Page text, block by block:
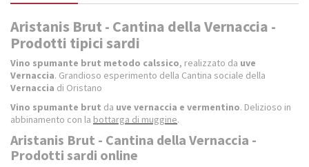
Aristanis Brut - Cantina della Vernaccia -
Prodotti tipici sardi
Vino spumante brut metodo calssico, realizzato da uve
Vernaccia. Grandioso esperimento della Cantina sociale della
Vernaccia di Oristano
Vino spumante brut da uve vernaccia e vermentino. Delizioso in
abbinamento con la bottarga di muggine.
Aristanis Brut - Cantina della Vernaccia -
Prodotti sardi online